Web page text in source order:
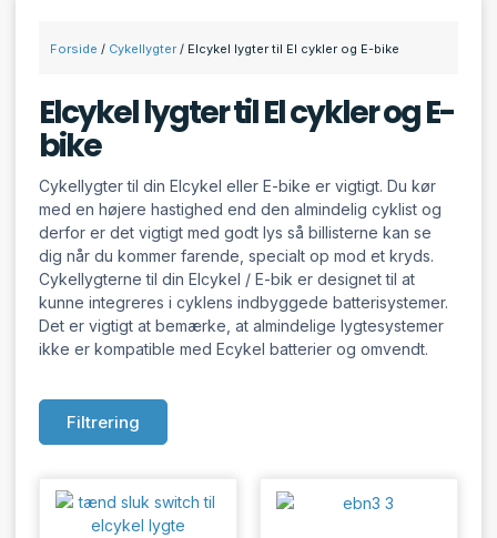
Forside / Cykellygter / Elcykel lygter til El cykler og E-bike
Elcykel lygter til El cykler og E-
bike
Cykellygter til din Elcykel eller E-bike er vigtigt. Du kør
med en højere hastighed end den almindelig cyklist og
derfor er det vigtigt med godt lys så billisterne kan se
dig når du kommer farende, specialt op mod et kryds.
Cykellygterne til din Elcykel / E-bik er designet til at
kunne integreres i cyklens indbyggede batterisystemer.
Det er vigtigt at bemærke, at almindelige lygtesystemer
ikke er kompatible med Ecykel batterier og omvendt.
Filtrering